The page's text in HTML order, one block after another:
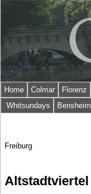
Home Colmar Florenz
Whitsundays
Bensheim
Freiburg